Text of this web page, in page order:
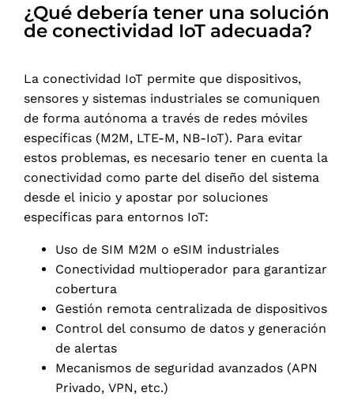
¿Qué debería tener una solución
de conectividad IoT adecuada?
La conectividad IoT permite que dispositivos,
sensores y sistemas industriales se comuniquen
de forma autónoma a través de redes móviles
específicas (M2M, LTE-M, NB-IoT). Para evitar
estos problemas, es necesario tener en cuenta la
conectividad como parte del diseño del sistema
desde el inicio y apostar por soluciones
específicas para entornos IoT:
Uso de SIM M2M o eSIM industriales
Conectividad multioperador para garantizar
cobertura
Gestión remota centralizada de dispositivos
Control del consumo de datos y generación
de alertas
Mecanismos de seguridad avanzados (APN
Privado, VPN, etc.)